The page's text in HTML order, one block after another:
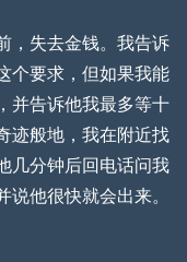
，失去金钱。我告诉
个要求，但如果我能
并告诉他我最多等十
迹般地，我在附近找
几分钟后回电话问我
他很快就会出来。